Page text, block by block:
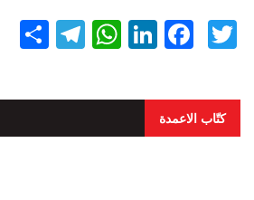
Twitter
Facebook
LinkedIn
كتّاب الاعمدة